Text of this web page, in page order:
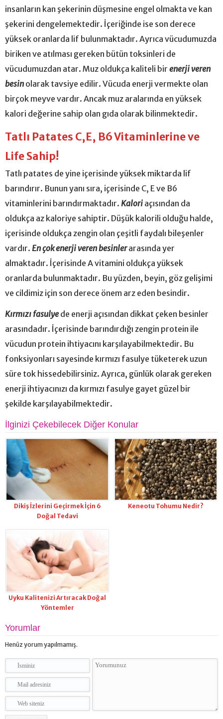
insanların kan şekerinin düşmesine engel olmakta ve kan
şekerini dengelemektedir. İçeriğinde ise son derece
yüksek oranlarda lif bulunmaktadır. Ayrıca vücudumuzda
biriken ve atılması gereken bütün toksinleri de
vücudumuzdan atar. Muz oldukça kaliteli bir enerji veren
besinolarak tavsiye edilir. Vücuda enerji vermekte olan
birçok meyve vardır. Ancak muz aralarında en yüksek
kalori değerine sahip olan gıda olarak bilinmektedir.
Tatlı Patates C,E, B6 Vitaminlerine ve
Life Sahip!
Tatlı patates de yine içerisinde yüksek miktarda lif
barındırır. Bunun yanı sıra, içerisinde C, E ve B6
vitaminlerini barındırmaktadır. Kalori açısından da
oldukça az kaloriye sahiptir. Düşük kalorili olduğu halde,
içerisinde oldukça zengin olan çeşitli faydalı bileşenler
vardır. En çok enerji veren besinlerarasında yer
almaktadır. İçerisinde A vitamini oldukça yüksek
oranlarda bulunmaktadır. Bu yüzden, beyin, göz gelişimi
ve cildimiz için son derece önem arz eden besindir.
Kırmızı fasulyede enerji açısından dikkat çeken besinler
arasındadır. İçerisinde barındırdığı zengin protein ile
vücudun protein ihtiyacını karşılayabilmektedir. Bu
fonksiyonları sayesinde kırmızı fasulye tüketerek uzun
süre tok hissedebilirsiniz. Ayrıca, günlük olarak gereken
enerji ihtiyacınızı da kırmızı fasulye gayet güzel bir
şekilde karşılayabilmektedir.
İlginizi Çekebilecek Diğer Konular
Dikiş İzlerini Geçirmek İçin 6
Doğal Tedavi
Keneotu Tohumu Nedir?
Uyku Kalitenizi Artıracak Doğal
Yöntemler
Yorumlar
Henüz yorum yapılmamış.